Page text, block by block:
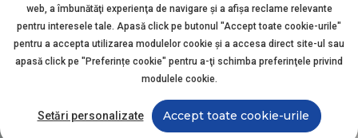
web, a îmbunătăţi experienţa de navigare şi a afişa reclame relevante
pentru interesele tale. Apasă click pe butonul "Accept toate cookie-urile"
pentru a accepta utilizarea modulelor cookie şi a accesa direct site-ul sau
apasă click pe "Preferințe cookie" pentru a-ţi schimba preferinţele privind
modulele cookie.
Setări personalizate Accept toate cookie-urile